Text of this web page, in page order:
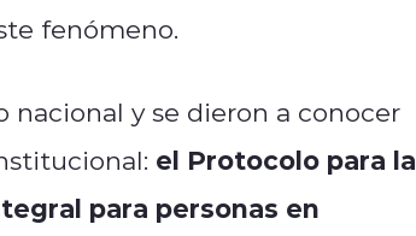
fenómeno.
y se dieron a conocer
el Protocolo para la
para personas en